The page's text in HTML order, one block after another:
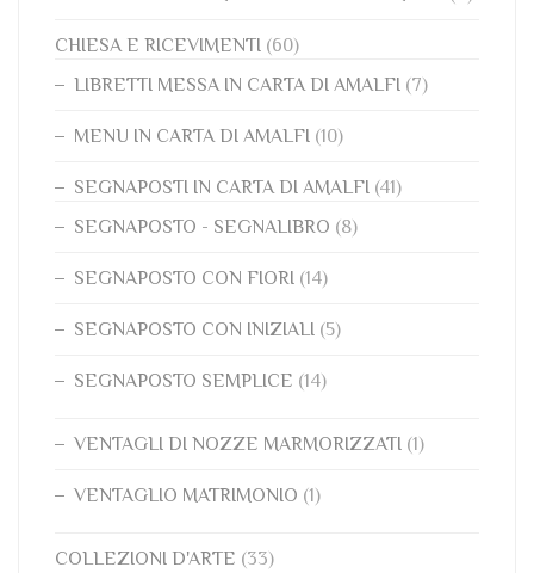
CHIESA E RICEVIMENTI (60)
LIBRETTI MESSA IN CARTA DI AMALFI (7)
MENU IN CARTA DI AMALFI (10)
SEGNAPOSTI IN CARTA DI AMALFI (41)
SEGNAPOSTO - SEGNALIBRO (8)
SEGNAPOSTO CON FIORI (14)
SEGNAPOSTO CON INIZIALI (5)
SEGNAPOSTO SEMPLICE (14)
VENTAGLI DI NOZZE MARMORIZZATI (1)
VENTAGLIO MATRIMONIO (1)
COLLEZIONI D'ARTE (33)